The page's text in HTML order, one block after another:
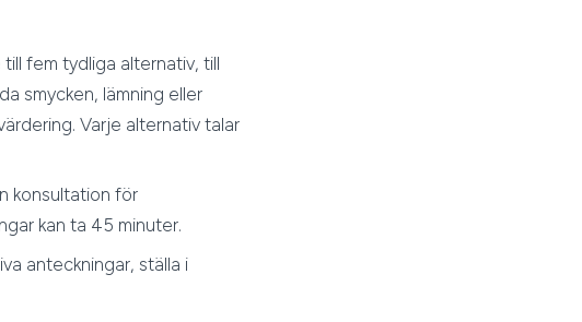
fem tydliga alternativ, till
smycken, lämning eller
Varje alternativ talar
konsultation för
kan ta 45 minuter.
anteckningar, ställa i